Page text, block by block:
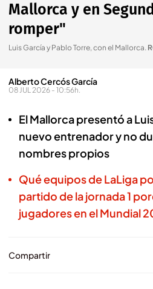
Mallorca y en
romper"
Luis García y Pablo Torre, con el Mallorca.
Alberto Cercós García
08 JUL 2026 - 10:56h.
El Mallorca presentó a
nuevo entrenador y no
nombres propios
Qué equipos de LaLiga
partido de la jornada 1
jugadores en el Mundial
Compartir